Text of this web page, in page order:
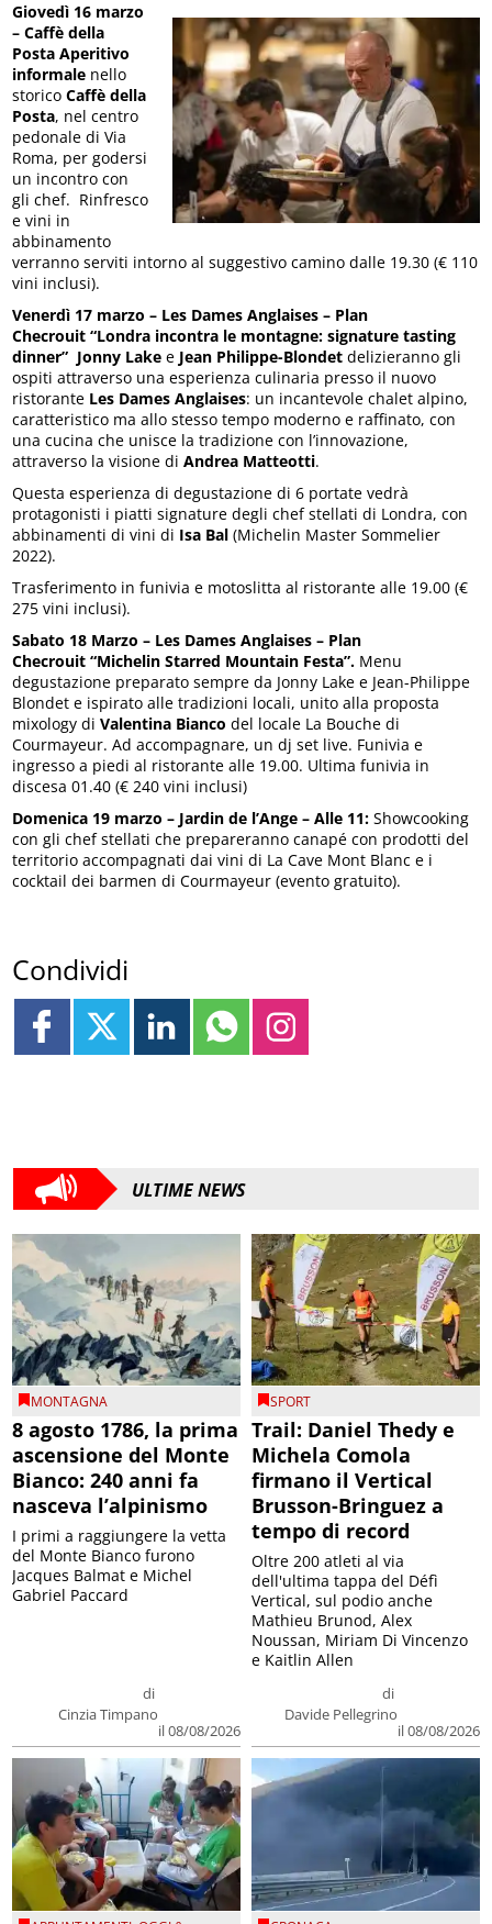
Giovedì 16 marzo
– Caffè della
PostaAperitivo
informale nello
storicoCaffè della
Posta, nel centro
pedonale di Via
Roma, per godersi
un incontro con
gli chef. Rinfresco
e vini in
abbinamento
verranno serviti intorno al suggestivo camino dalle 19.30 (€ 110
vini inclusi).
Venerdì 17 marzo – Les Dames Anglaises – Plan
Checrouit“Londra incontra le montagne: signature tasting
dinner” Jonny Lake e Jean Philippe-Blondet delizieranno gli
ospiti attraverso una esperienza culinaria presso il nuovo
ristorante Les Dames Anglaises: un incantevole chalet alpino,
caratteristico ma allo stesso tempo moderno e raffinato, con
una cucina che unisce la tradizione con l’innovazione,
attraverso la visione diAndrea Matteotti.
Questa esperienza di degustazione di 6 portate vedrà
protagonisti i piatti signature degli chef stellati di Londra, con
abbinamenti di vini di Isa Bal (Michelin Master Sommelier
2022).
Trasferimento in funivia e motoslitta al ristorante alle 19.00 (€
275 vini inclusi).
Sabato 18 Marzo – Les Dames Anglaises – Plan
Checrouit“Michelin Starred Mountain Festa”. Menu
degustazione preparato sempre da Jonny Lake e Jean-Philippe
Blondet e ispirato alle tradizioni locali, unito alla proposta
mixology diValentina Bianco del locale La Bouche di
Courmayeur. Ad accompagnare, un dj set live. Funivia e
ingresso a piedi al ristorante alle 19.00. Ultima funivia in
discesa 01.40 (€ 240 vini inclusi)
Domenica 19 marzo – Jardin de l’Ange – Alle 11:Showcooking
con gli chef stellati che prepareranno canapé con prodotti del
territorio accompagnati dai vini di La Cave Mont Blanc e i
cocktail dei barmen di Courmayeur (evento gratuito).
Condividi
ULTIME NEWS
MONTAGNA
8 agosto 1786, la prima
ascensione del Monte
Bianco: 240 anni fa
nasceva l’alpinismo
di
Cinzia Timpano
il 08/08/2026
I primi a raggiungere la vetta
del Monte Bianco furono
Jacques Balmat e Michel
Gabriel Paccard
SPORT
Trail: Daniel Thedy e
Michela Comola
firmano il Vertical
Brusson-Bringuez a
tempo di record
di
Davide Pellegrino
il 08/08/2026
Oltre 200 atleti al via
dell'ultima tappa del Défì
Vertical, sul podio anche
Mathieu Brunod, Alex
Noussan, Miriam Di Vincenzo
e Kaitlin Allen